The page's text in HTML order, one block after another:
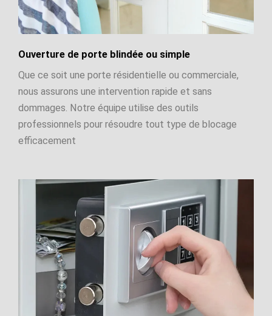
Ouverture de porte blindée ou simple
Que ce soit une porte résidentielle ou commerciale,
nous assurons une intervention rapide et sans
dommages. Notre équipe utilise des outils
professionnels pour résoudre tout type de blocage
efficacement